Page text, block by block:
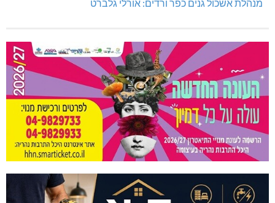
מנהלת אשכול גנים כפר ורדים: אורלי גלברט